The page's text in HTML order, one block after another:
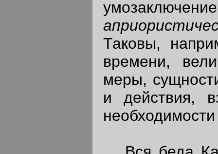
Таковы,
времени,
меры,
и действия,